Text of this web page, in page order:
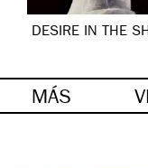
DESIRE IN THE
MÁS